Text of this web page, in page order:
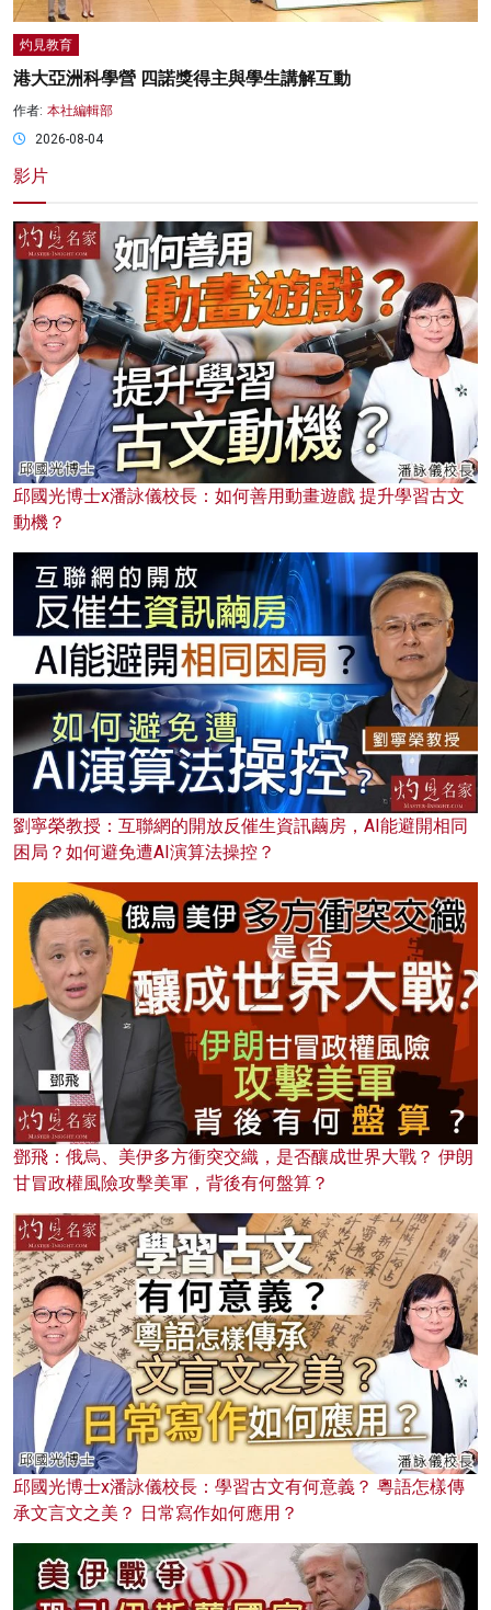
灼見教育
港大亞洲科學營 四諾獎得主與學生講解互動
作者: 本社編輯部
2026-08-04
影片
邱國光博士x潘詠儀校長：如何善用動畫遊戲 提升學習古文
動機？
劉寧榮教授：互聯網的開放反催生資訊繭房，AI能避開相同
困局？如何避免遭AI演算法操控？
鄧飛：俄烏、美伊多方衝突交織，是否釀成世界大戰？ 伊朗
甘冒政權風險攻擊美軍，背後有何盤算？
邱國光博士x潘詠儀校長：學習古文有何意義？ 粵語怎樣傳
承文言文之美？ 日常寫作如何應用？